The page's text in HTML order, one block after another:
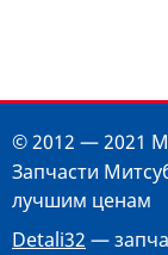
© 2012 — 2021
Запчасти
лучшим ценам
Detali32 —